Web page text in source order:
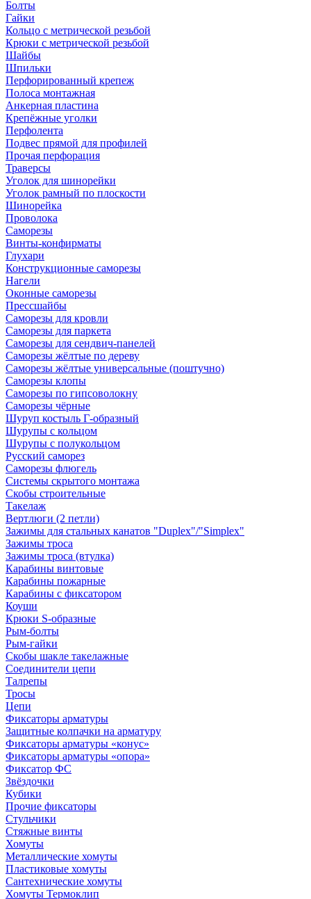
Болты
Гайки
Кольцо с метрической резьбой
Крюки с метрической резьбой
Шайбы
Шпильки
Перфорированный крепеж
Полоса монтажная
Анкерная пластина
Крепёжные уголки
Перфолента
Подвес прямой для профилей
Прочая перфорация
Траверсы
Уголок для шинорейки
Уголок рамный по плоскости
Шинорейка
Проволока
Саморезы
Винты-конфирматы
Глухари
Конструкционные саморезы
Нагели
Оконные саморезы
Прессшайбы
Саморезы для кровли
Саморезы для паркета
Саморезы для сендвич-панелей
Саморезы жёлтые по дереву
Саморезы жёлтые универсальные (поштучно)
Саморезы клопы
Саморезы по гипсоволокну
Саморезы чёрные
Шуруп костыль Г-образный
Шурупы с кольцом
Шурупы с полукольцом
Русский саморез
Саморезы флюгель
Системы скрытого монтажа
Скобы строительные
Такелаж
Вертлюги (2 петли)
Зажимы для стальных канатов "Duplex"/"Simplex"
Зажимы троса
Зажимы троса (втулка)
Карабины винтовые
Карабины пожарные
Карабины с фиксатором
Коуши
Крюки S-образные
Рым-болты
Рым-гайки
Скобы шакле такелажные
Соединители цепи
Талрепы
Тросы
Цепи
Фиксаторы арматуры
Защитные колпачки на арматуру
Фиксаторы арматуры «конус»
Фиксаторы арматуры «опора»
Фиксатор ФС
Звёздочки
Кубики
Прочие фиксаторы
Стульчики
Стяжные винты
Хомуты
Металлические хомуты
Пластиковые хомуты
Сантехнические хомуты
Хомуты Термоклип